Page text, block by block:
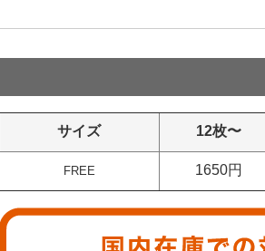
サイズ 12枚〜
FREE 1650円